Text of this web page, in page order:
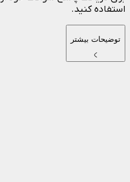
استفاده کنید.
توضیحات بیشتر